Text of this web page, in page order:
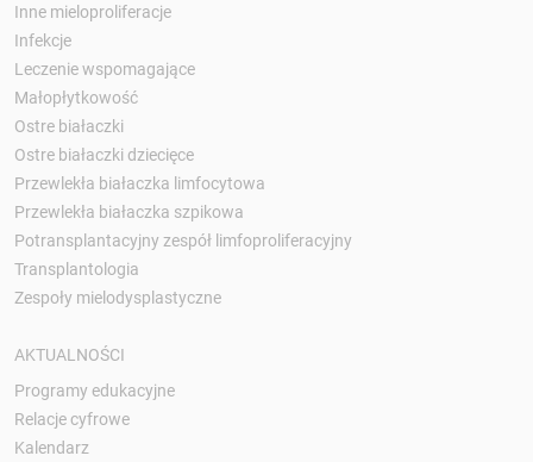
Inne mieloproliferacje
Infekcje
Leczenie wspomagające
Małopłytkowość
Ostre białaczki
Ostre białaczki dziecięce
Przewlekła białaczka limfocytowa
Przewlekła białaczka szpikowa
Potransplantacyjny zespół limfoproliferacyjny
Transplantologia
Zespoły mielodysplastyczne
AKTUALNOŚCI
Programy edukacyjne
Relacje cyfrowe
Kalendarz